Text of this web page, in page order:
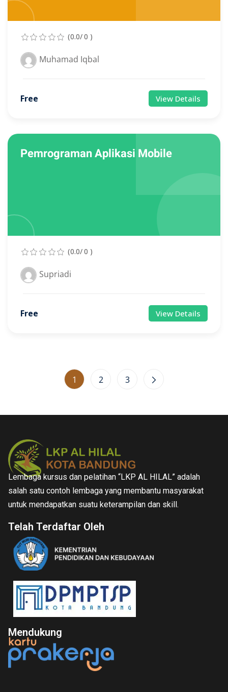
(0.0/ 0 )
Muhamad Iqbal
Free View Details
Pemrograman Aplikasi Mobile
(0.0/ 0 )
Supriadi
Free View Details
1 2 3
Lembaga kursus dan pelatihan “LKP AL HILAL” adalah
salah satu contoh lembaga yang membantu masyarakat
untuk mendapatkan suatu keterampilan dan skill.
Telah Terdaftar Oleh
Mendukung